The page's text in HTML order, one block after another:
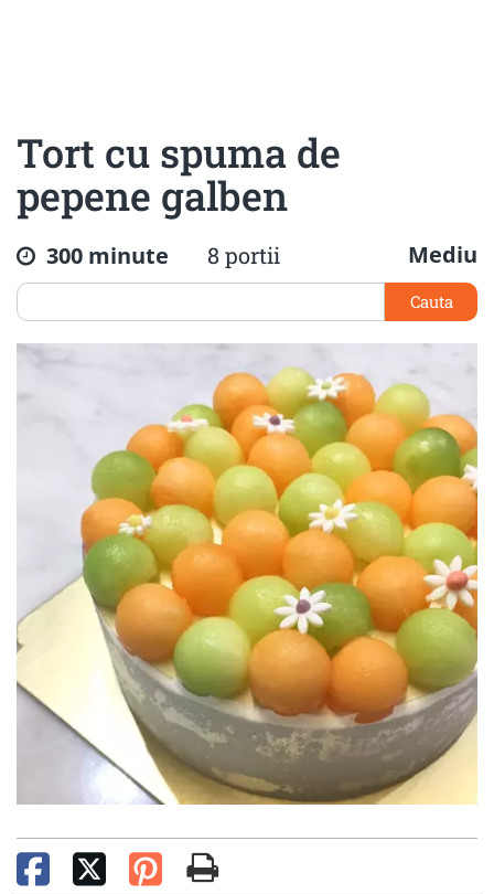
Tort cu spuma de
pepene galben
300 minute 8 portii Mediu
Cauta